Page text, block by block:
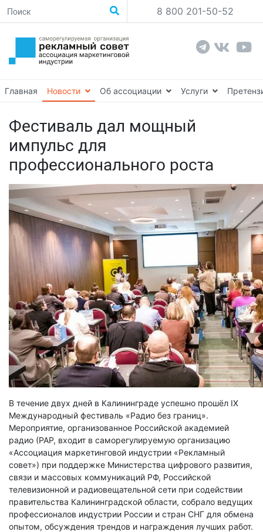
8 800 201-50-52
Главная Новости Об ассоциации Услуги
Фестиваль дал мощный
импульс для
профессионального роста
В течение двух дней в Калининграде успешно прошёл IX
Международный фестиваль «Радио без границ».
Мероприятие, организованное Российской академией
радио (РАР, входит в саморегулируемую организацию
«Ассоциация маркетинговой индустрии «Рекламный
совет») при поддержке Министерства цифрового развития,
связи и массовых коммуникаций РФ, Российской
телевизионной и радиовещательной сети при содействии
правительства Калининградской области, собрало ведущих
профессионалов индустрии России и стран СНГ для обмена
опытом, обсуждения трендов и награждения лучших работ.